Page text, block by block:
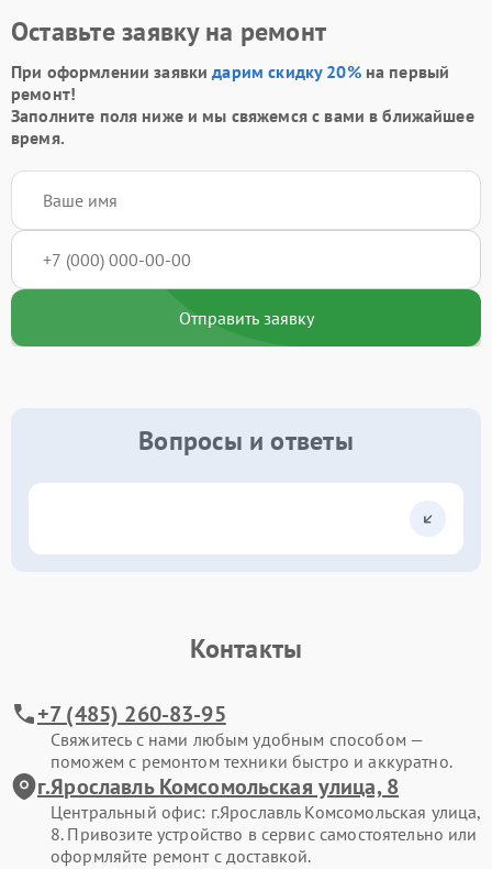
Оставьте заявку на ремонт
При оформлении заявкидарим скидку 20%на первый
ремонт!
Заполните поля ниже и мы свяжемся с вами в ближайшее
время.
Отправить заявку
Вопросы и ответы
Контакты
+7 (485) 260-83-95
Свяжитесь с нами любым удобным способом —
поможем с ремонтом техники быстро и аккуратно.
г.Ярославль Комсомольская улица, 8
Центральный офис: г.Ярославль Комсомольская улица,
8. Привозите устройство в сервис самостоятельно или
оформляйте ремонт с доставкой.